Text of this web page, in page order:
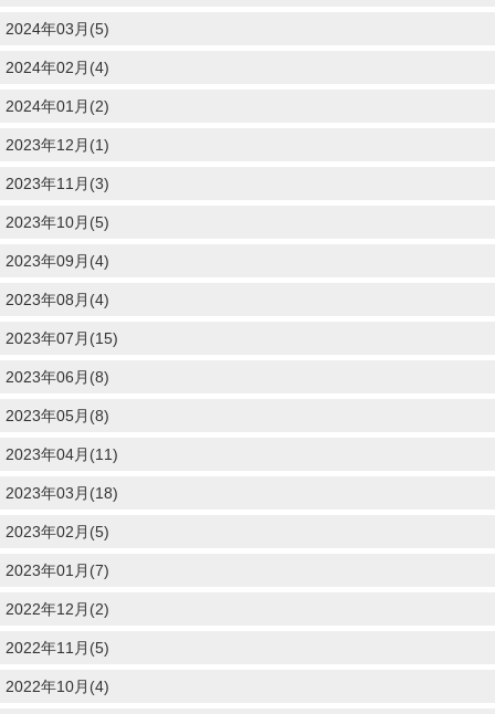
2024年03月(5)
2024年02月(4)
2024年01月(2)
2023年12月(1)
2023年11月(3)
2023年10月(5)
2023年09月(4)
2023年08月(4)
2023年07月(15)
2023年06月(8)
2023年05月(8)
2023年04月(11)
2023年03月(18)
2023年02月(5)
2023年01月(7)
2022年12月(2)
2022年11月(5)
2022年10月(4)